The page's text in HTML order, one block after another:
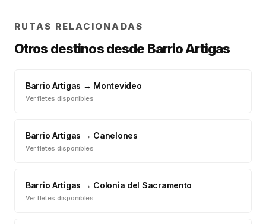
RUTAS RELACIONADAS
Otros destinos desde Barrio Artigas
Barrio Artigas → Montevideo
Ver fletes disponibles
Barrio Artigas → Canelones
Ver fletes disponibles
Barrio Artigas → Colonia del Sacramento
Ver fletes disponibles